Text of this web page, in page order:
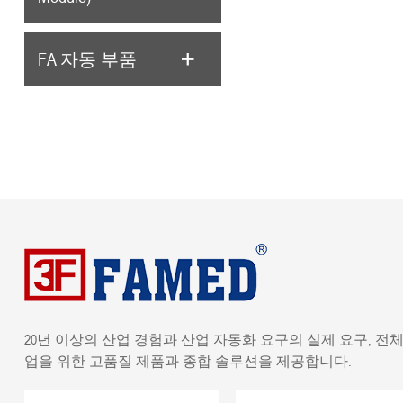
FA 자동 부품
20년 이상의 산업 경험과 산업 자동화 요구의 실제 요구, 전
업을 위한 고품질 제품과 종합 솔루션을 제공합니다.